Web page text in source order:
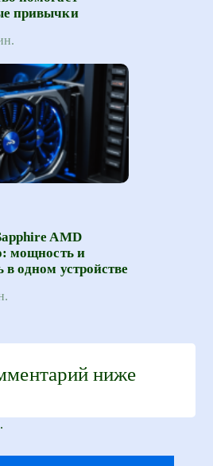
привычки
AMD
мощность и
в одном устройстве
ниже